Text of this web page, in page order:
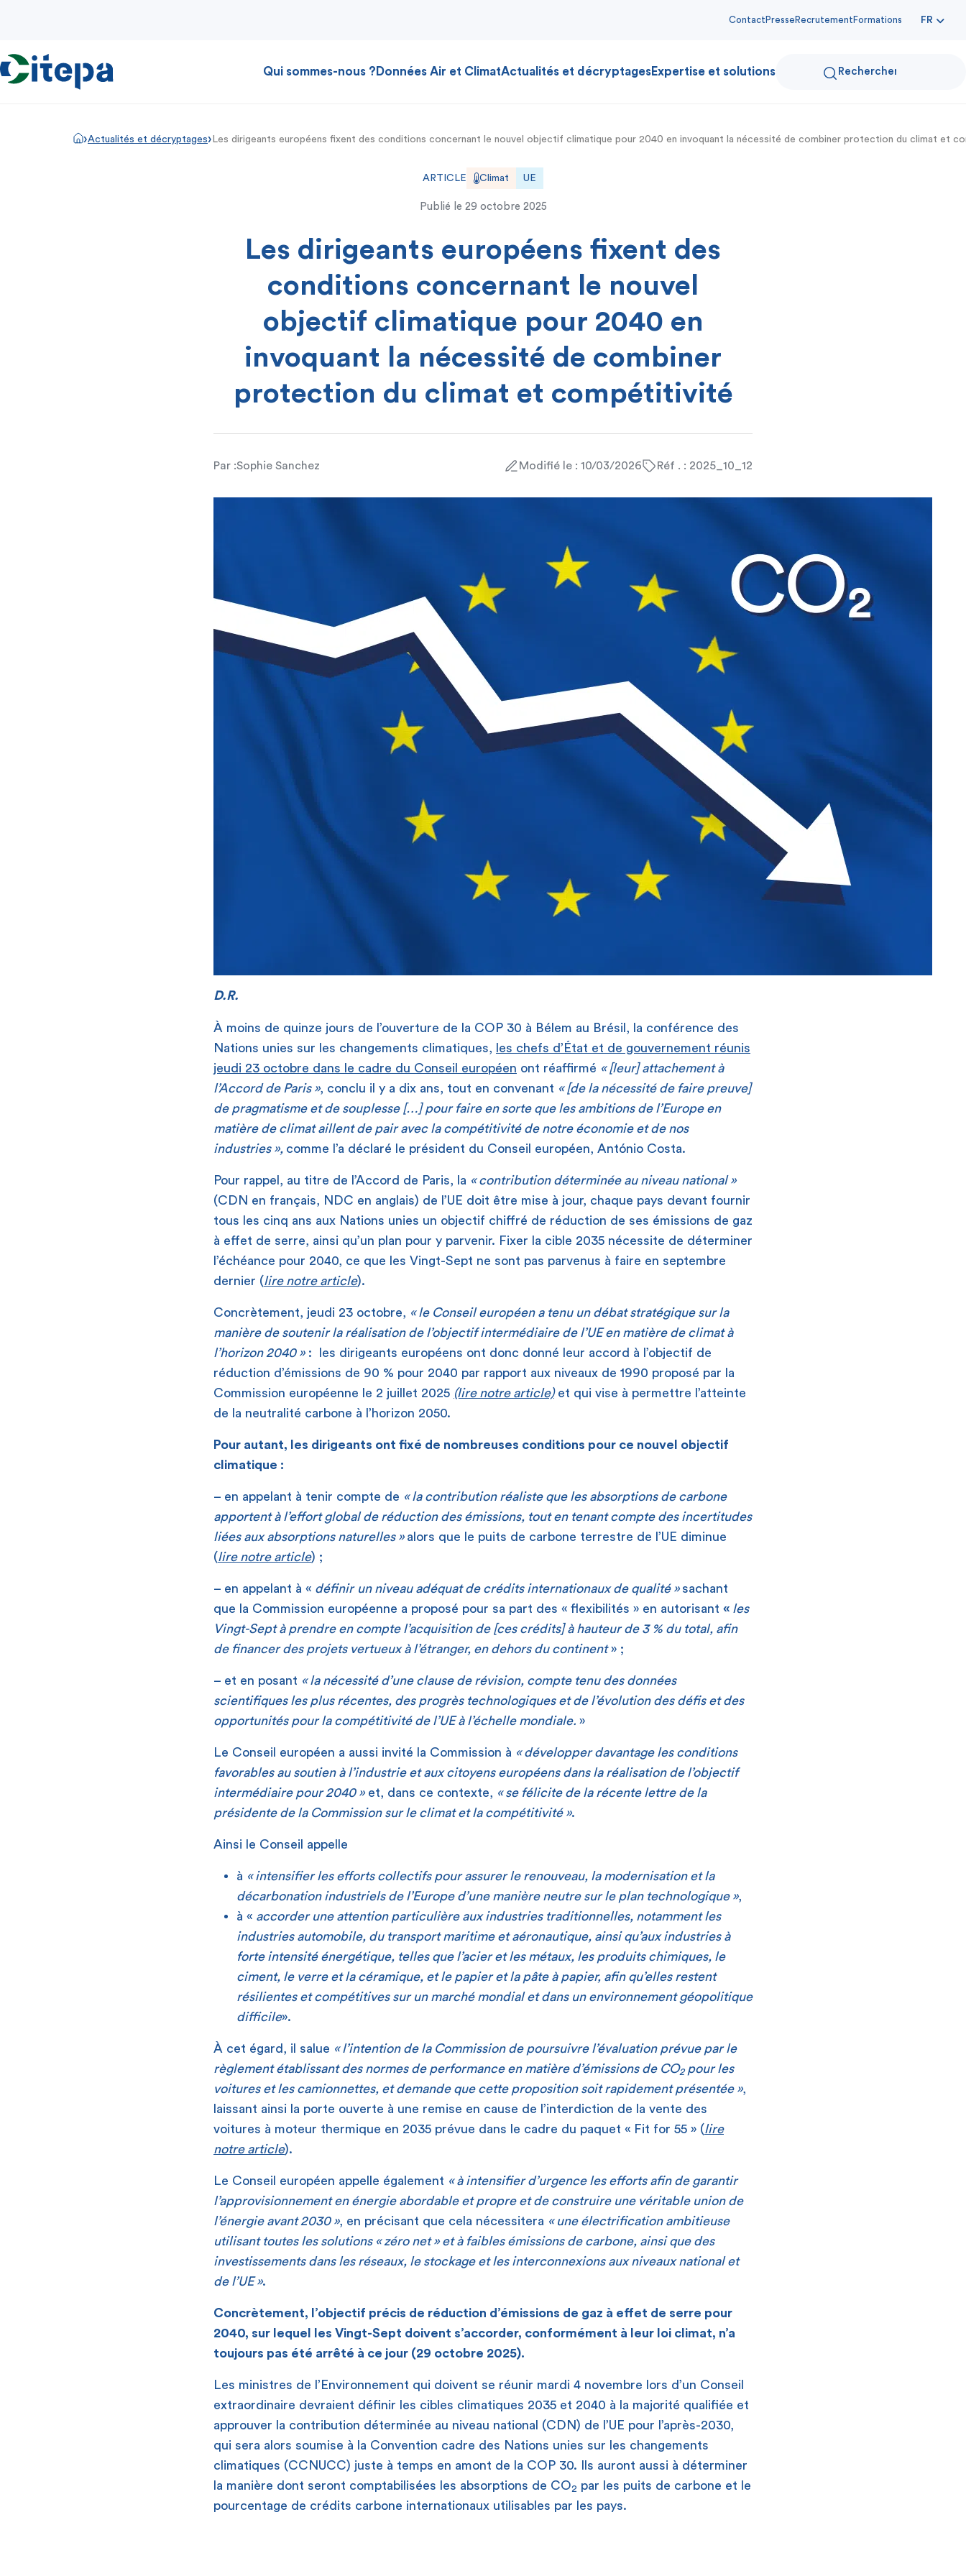
Contact Presse Recrutement Formations FR
Qui sommes-nous ? Données Air et ClimatActualités et décryptagesExpertise et solutions
›Actualités et décryptages› Les dirigeants européens fixent des conditions concernant le nouvel objectif climatique pour 2040 en invoquant la nécessité de combiner protection du climat et
ARTICLE Climat UE
Publié le 29 octobre 2025
Les dirigeants européens fixent des
conditions concernant le nouvel
objectif climatique pour 2040 en
invoquant la nécessité de combiner
protection du climat et compétitivité
Par :Sophie Sanchez Modifié le : 10/03/2026 Réf . : 2025_10_12
D.R.
À moins de quinze jours de l’ouverture de la COP 30 à Bélem au Brésil, la conférence des
Nations unies sur les changements climatiques,
les chefs d’État et de gouvernement réunis
jeudi 23 octobre dans le cadre du Conseil européen ont réaffirmé « [leur] attachement à
l’Accord de Paris », conclu il y a dix ans, tout en convenant « [de la nécessité de faire preuve]
de pragmatisme et de souplesse […] pour faire en sorte que les ambitions de l’Europe en
matière de climat aillent de pair avec la compétitivité de notre économie etde nos
industries », comme l’a déclaré le président du Conseil européen, António Costa.
Pour rappel, au titre de l’Accord de Paris, la « contribution déterminée au niveau national »
(CDN en français, NDC en anglais) de l’UE doit être mise à jour, chaque pays devant fournir
tous les cinq ans aux Nations unies un objectif chiffré de réduction de ses émissions de gaz
à effet de serre, ainsi qu’un plan pour y parvenir. Fixer la cible 2035 nécessite de déterminer
l’échéance pour 2040, ce que les Vingt-Sept ne sont pas parvenus à faire en septembre
dernier (lire notre article).
Concrètement, jeudi 23 octobre, « le Conseil européen a tenu un débat stratégique sur la
manière de soutenir la réalisation de l’objectif intermédiaire de l’UE en matière de climat à
l’horizon 2040 »: les dirigeants européens ont donc donné leur accord à l’objectif de
réduction d’émissions de 90 % pour 2040 par rapport aux niveaux de 1990 proposé par la
Commission européenne le 2 juillet 2025 (lire notre article)et qui vise à permettre l’atteinte
de la neutralité carbone à l’horizon 2050.
Pour autant, les dirigeants ont fixé de nombreuses conditions pour ce nouvel objectif
climatique :
– en appelant à tenir compte de « la contribution réaliste que les absorptions de carbone
apportent à l’effort global de réduction des émissions, tout en tenant compte des incertitudes
liées aux absorptions naturelles »alors que le puits de carbone terrestre de l’UE diminue
(lire notre article) ;
– en appelant à « définir un niveau adéquat de crédits internationaux de qualité »sachant
que la Commission européenne a proposé pour sa part des « flexibilités » en autorisant « les
Vingt-Sept à prendre en compte l’acquisition de [ces crédits] à hauteur de 3 % du total, afin
de financer des projets vertueux à l’étranger, en dehors du continent» ;
– et en posant « la nécessité d’une clause de révision, compte tenu des données
scientifiques les plus récentes, des progrès technologiques et de l’évolution des défis et des
opportunités pour la compétitivité de l’UE à l’échelle mondiale. »
Le Conseil européen a aussi invité la Commission à « développer davantage les conditions
favorables au soutien à l’industrie et aux citoyens européens dans la réalisation de l’objectif
intermédiaire pour 2040 »et, dans ce contexte, « se félicite de la récente lettre de la
présidente de la Commission sur le climat et la compétitivité ».
Ainsi le Conseil appelle
à « intensifier les efforts collectifs pour assurer le renouveau, la modernisation et la
décarbonation industriels de l’Europe d’une manière neutre sur le plan technologique »,
à « accorder une attention particulière aux industries traditionnelles, notamment les
industries automobile, du transport maritime et aéronautique, ainsi qu’aux industries à
forte intensité énergétique, telles que l’acier et les métaux, les produits chimiques, le
ciment, le verre et la céramique, et le papier et la pâte à papier, afin qu’elles restent
résilientes et compétitives sur un marché mondial et dans un environnement géopolitique
difficile».
À cet égard, il salue « l’intention de la Commission de poursuivre l’évaluation prévue par le
règlement établissant des normes de performance en matière d’émissions de CO2pour les
voitures et les camionnettes, et demande que cette proposition soit rapidement présentée »,
laissant ainsi la porte ouverte à une remise en cause de l’interdiction de la vente des
voitures à moteur thermique en 2035 prévue dans le cadre du paquet « Fit for 55 » (lire
notre article).
Le Conseil européen appelle également « à intensifier d’urgence les efforts afin de garantir
l’approvisionnement en énergie abordable et propre et de construire une véritable union de
l’énergie avant 2030 », en précisant que cela nécessitera « une électrification ambitieuse
utilisant toutes les solutions « zéro net » et à faibles émissions de carbone, ainsi que des
investissements dans les réseaux, le stockage et les interconnexions aux niveaux national et
de l’UE ».
Concrètement, l’objectif précis de réduction d’émissions de gaz à effet de serre pour
2040, sur lequel les Vingt-Sept doivent s’accorder, conformément à leur loi climat, n’a
toujours pas été arrêté à ce jour (29 octobre 2025).
Les ministres de l’Environnement qui doivent se réunir mardi 4 novembre lors d’un Conseil
extraordinaire devraient définir les cibles climatiques 2035 et 2040 à la majorité qualifiée et
approuver la contribution déterminée au niveau national (CDN) de l’UE pour l’après-2030,
qui sera alors soumise à la Convention cadre des Nations unies sur les changements
climatiques (CCNUCC) juste à temps en amont de la COP 30. Ils auront aussi à déterminer
la manière dont seront comptabilisées les absorptions de CO2 par les puits de carbone et le
pourcentage de crédits carbone internationaux utilisables par les pays.